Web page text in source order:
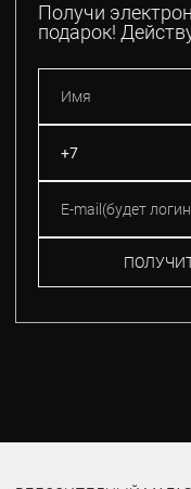
Получи
подарок!